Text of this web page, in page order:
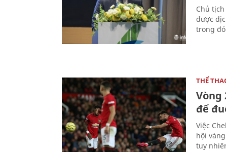
Chủ
được
trong
THỂ
Vòng
để
Việc
hội
tuy